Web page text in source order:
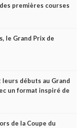
premières courses
le Grand Prix de
débuts au Grand
un format inspiré de
de la Coupe du